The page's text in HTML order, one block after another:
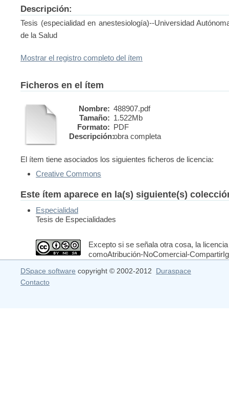
Descripción:
Tesis (especialidad en anestesiología)--Universidad
de la Salud
Mostrar el registro completo del ítem
Ficheros en el ítem
Nombre: 488907.pdf
Tamaño: 1.522Mb
Formato: PDF
Descripción:obra completa
El ítem tiene asociados los siguientes ficheros de licencia:
Creative Commons
Este ítem aparece en la(s) siguiente(s)
Especialidad
Tesis de Especialidades
Excepto si se señala otra cosa, la
comoAtribución-NoComercial-
DSpace software copyright © 2002-2012 Duraspace
Contacto